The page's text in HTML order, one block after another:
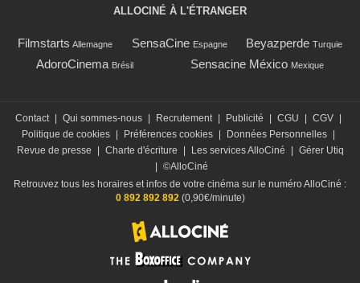
ALLOCINÉ À L'ÉTRANGER
Filmstarts Allemagne SensaCine Espagne Beyazperde Turquie
AdoroCinema Brésil Sensacine México Mexique
Contact Qui sommes-nous Recrutement Publicité CGU CGV
Politique de cookies
Préférences cookies Données Personnelles
Revue de presse
Charte d'écriture Les services AlloCiné
Gérer Utiq
©AlloCiné
Retrouvez tous les horaires et infos de votre cinéma sur le numéro AlloCiné :
0 892 892 892(0,90€/minute)